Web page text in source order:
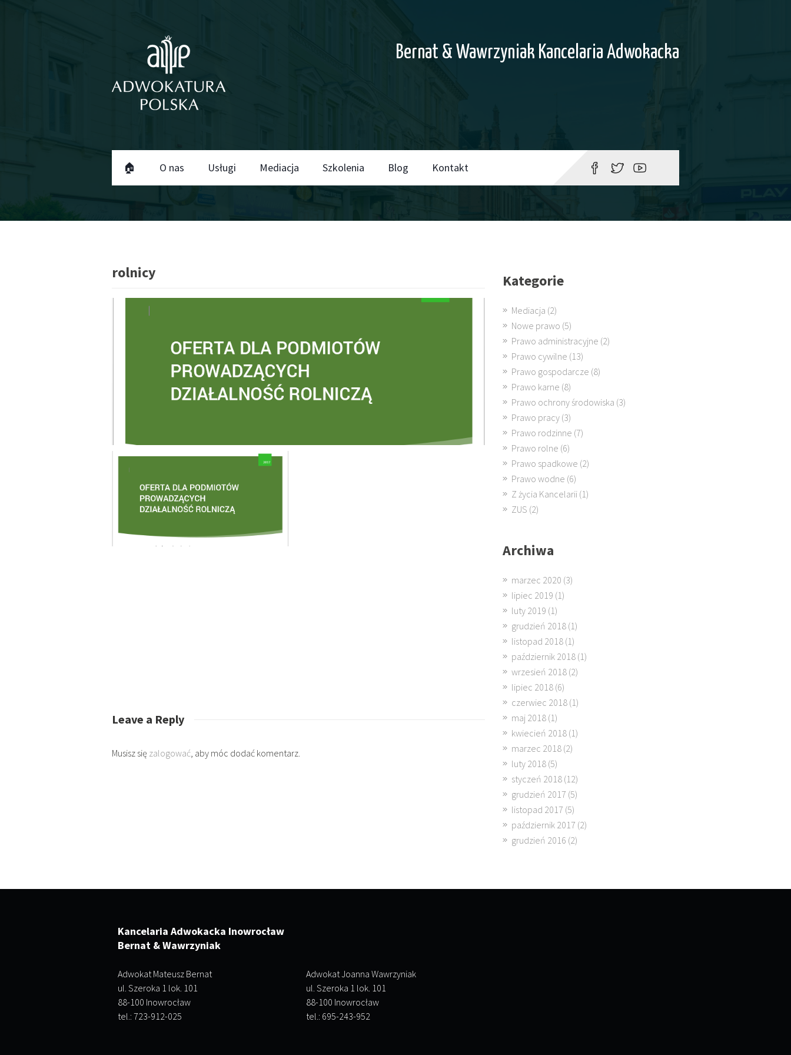
Bernat & Wawrzyniak Kancelaria Adwokacka
🏠 O nas Usługi Mediacja Szkolenia Blog Kontakt
rolnicy
Leave a Reply
Musisz się zalogować, aby móc dodać komentarz.
Kategorie
Mediacja (2)
Nowe prawo (5)
Prawo administracyjne (2)
Prawo cywilne (13)
Prawo gospodarcze (8)
Prawo karne (8)
Prawo ochrony środowiska (3)
Prawo pracy (3)
Prawo rodzinne (7)
Prawo rolne (6)
Prawo spadkowe (2)
Prawo wodne (6)
Z życia Kancelarii (1)
ZUS (2)
Archiwa
marzec 2020 (3)
lipiec 2019 (1)
luty 2019 (1)
grudzień 2018 (1)
listopad 2018 (1)
październik 2018 (1)
wrzesień 2018 (2)
lipiec 2018 (6)
czerwiec 2018 (1)
maj 2018 (1)
kwiecień 2018 (1)
marzec 2018 (2)
luty 2018 (5)
styczeń 2018 (12)
grudzień 2017 (5)
listopad 2017 (5)
październik 2017 (2)
grudzień 2016 (2)
Kancelaria Adwokacka Inowrocław
Bernat & Wawrzyniak
Adwokat Mateusz Bernat
ul. Szeroka 1 lok. 101
88-100 Inowrocław
tel.: 723-912-025
Adwokat Joanna Wawrzyniak
ul. Szeroka 1 lok. 101
88-100 Inowrocław
tel.: 695-243-952